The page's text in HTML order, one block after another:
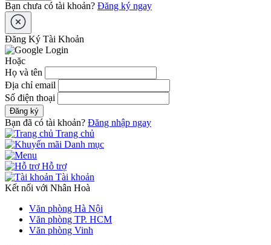
Bạn chưa có tài khoản? Đăng ký ngay
Đăng Ký Tài Khoản
Hoặc
Họ và tên
Địa chỉ email
Số điện thoại
Đăng ký
Bạn đã có tài khoản? Đăng nhập ngay
Trang chủ
Danh mục
Hỗ trợ
Tài khoản
Kết nối với Nhân Hoà
Văn phòng Hà Nội
Văn phòng TP. HCM
Văn phòng Vinh